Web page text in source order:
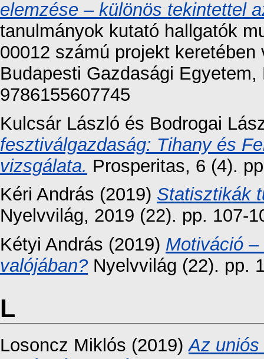
elemzése – különös tekintettel
tanulmányok kutató hallgatók
00012 számú projekt
Budapesti Gazdasági
9786155607745
Kulcsár László és Bodrogai
fesztiválgazdaság: Tihany és
vizsgálata. Prosperitas, 6 (4).
Kéri András (2019) Statisztikák
Nyelvvilág, 2019 (22). pp. 107-
Kétyi András (2019) Motiváció
valójában?Nyelvvilág (22). pp.
L
Losoncz Miklós (2019)Az